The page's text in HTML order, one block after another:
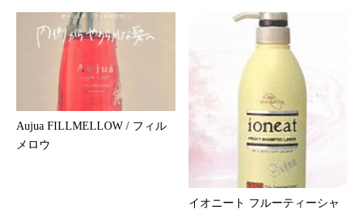
Aujua FILLMELLOW / フィル
メロウ
イオニート フルーティーシャ